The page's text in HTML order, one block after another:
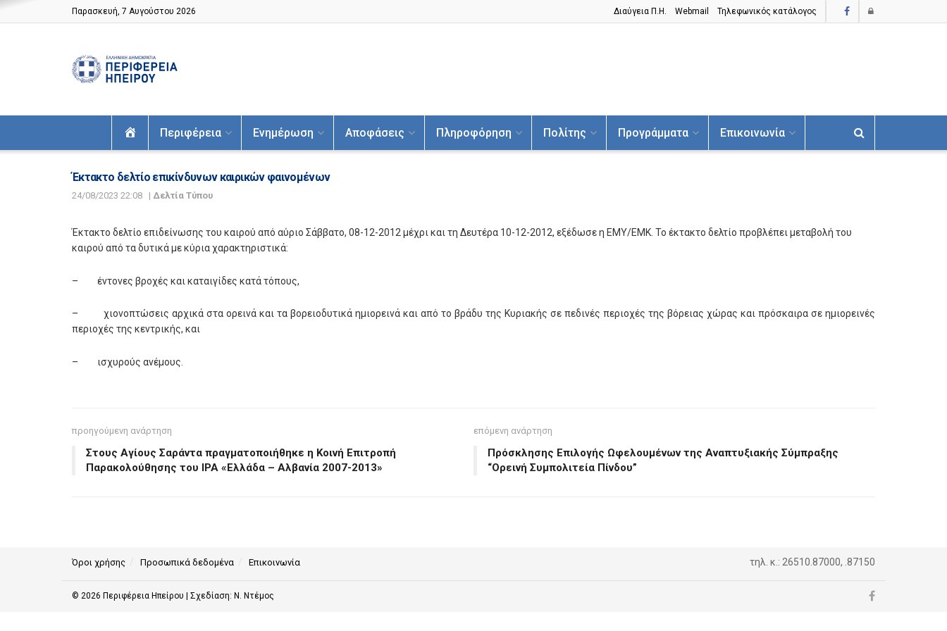
Παρασκευή, 7 Αυγούστου 2026 Διαύγεια Π.H. Webmail Τηλεφωνικός κατάλογος
ΑρχικήΠεριφέρεια Ενημέρωση Αποφάσεις Πληροφόρηση Πολίτης Προγράμματα Επικοινωνία
Έκτακτο δελτίο επικίνδυνων καιρικών φαινομένων
24/08/2023 22:08 | Δελτία Τύπου
Έκτακτο δελτίο επιδείνωσης του καιρού από αύριο Σάββατο, 08-12-2012 μέχρι και τη Δευτέρα 10-12-2012, εξέδωσε η ΕΜΥ/ΕΜΚ. Το έκτακτο δελτίο προβλέπει μεταβολή του
καιρού από τα δυτικά με κύρια χαρακτηριστικά:
– έντονες βροχές και καταιγίδες κατά τόπους,
– χιονοπτώσεις αρχικά στα ορεινά και τα βορειοδυτικά ημιορεινά και από το βράδυ της Κυριακής σε πεδινές περιοχές της βόρειας χώρας και πρόσκαιρα σε ημιορεινές
περιοχές της κεντρικής, και
– ισχυρούς ανέμους.
προηγούμενη ανάρτηση
Στους Αγίους Σαράντα πραγματοποιήθηκε η Κοινή Επιτροπή
Παρακολούθησης του ΙΡΑ «Ελλάδα – Αλβανία 2007-2013»
επόμενη ανάρτηση
Πρόσκλησης Επιλογής Ωφελουμένων της Αναπτυξιακής Σύμπραξης
“Ορεινή Συμπολιτεία Πίνδου”
Όροι χρήσης Προσωπικά δεδομένα Επικοινωνία τηλ. κ.: 26510.87000, .87150
© 2026 Περιφέρεια Ηπείρου | Σχεδίαση: Ν. Ντέμος